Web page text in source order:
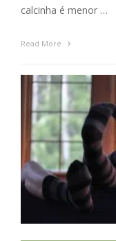
calcinha é menor …
Read More